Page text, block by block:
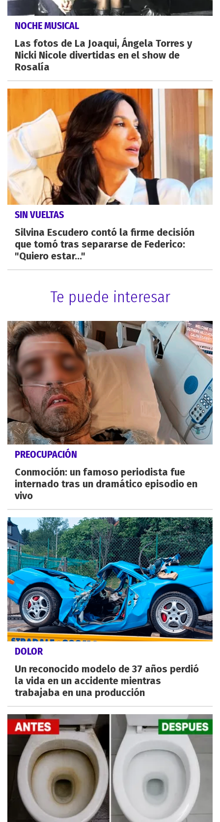
NOCHE MUSICAL
Las fotos de La Joaqui, Ángela Torres y
Nicki Nicole divertidas en el show de
Rosalía
SIN VUELTAS
Silvina Escudero contó la firme decisión
que tomó tras separarse de Federico:
"Quiero estar..."
Te puede interesar
PREOCUPACIÓN
Conmoción: un famoso periodista fue
internado tras un dramático episodio en
vivo
DOLOR
Un reconocido modelo de 37 años perdió
la vida en un accidente mientras
trabajaba en una producción